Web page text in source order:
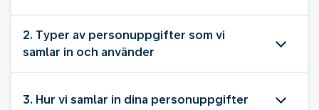
2. Typer av personuppgifter som vi
samlar in och använder
3. Hur vi samlar in dina personuppgifter